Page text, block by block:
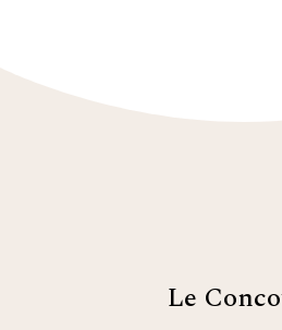
Le